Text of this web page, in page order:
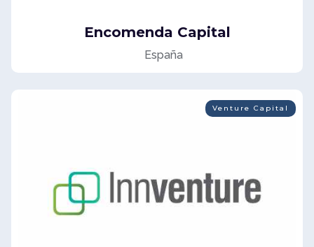
Encomenda Capital
España
Venture Capital